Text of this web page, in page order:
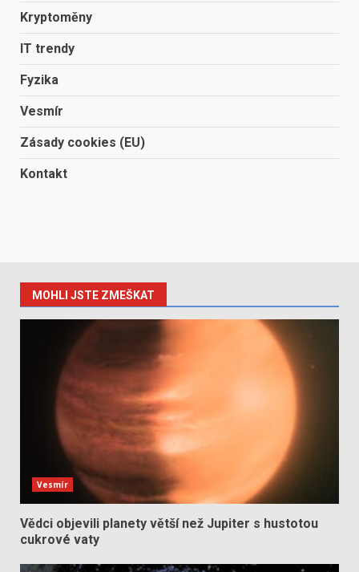
Kryptoměny
IT trendy
Fyzika
Vesmír
Zásady cookies (EU)
Kontakt
MOHLI JSTE ZMEŠKAT
Vesmír
Vědci objevili planety větší než Jupiter s hustotou
cukrové vaty